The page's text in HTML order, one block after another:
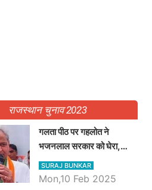
राजस्थान चुनाव 2023
गलता पीठ पर गहलोत ने
भजनलाल सरकार को घेरा,
Video में देखें अब तक बड़ी
खबरें
SURAJ BUNKAR
Mon,10 Feb 2025